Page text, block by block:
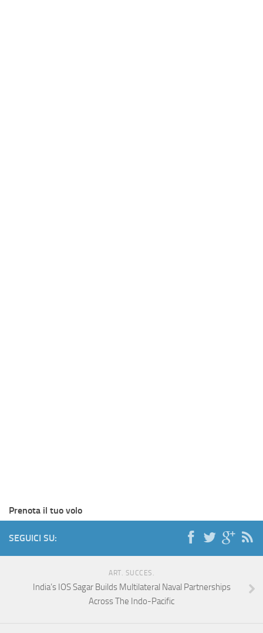
Prenota il tuo volo
SEGUICI SU:
ART. SUCCES.
India’s IOS Sagar Builds Multilateral Naval Partnerships
Across The Indo-Pacific